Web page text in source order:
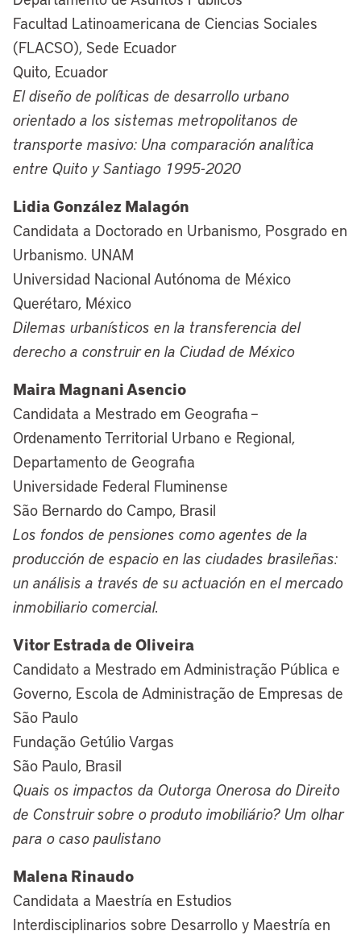
Facultad Latinoamericana de Ciencias Sociales
(FLACSO), Sede Ecuador
Quito, Ecuador
El diseño de políticas de desarrollo urbano
orientado a los sistemas metropolitanos de
transporte masivo: Una comparación analítica
entre Quito y Santiago 1995-2020
Lidia González Malagón
Candidata a Doctorado en Urbanismo, Posgrado en
Urbanismo. UNAM
Universidad Nacional Autónoma de México
Querétaro, México
Dilemas urbanísticos en la transferencia del
derecho a construir en la Ciudad de México
Maira Magnani Asencio
Candidata a Mestrado em Geografia –
Ordenamento Territorial Urbano e Regional,
Departamento de Geografia
Universidade Federal Fluminense
São Bernardo do Campo, Brasil
Los fondos de pensiones como agentes de la
producción de espacio en las ciudades brasileñas:
un análisis a través de su actuación en el mercado
inmobiliario comercial.
Vitor Estrada de Oliveira
Candidato a Mestrado em Administração Pública e
Governo, Escola de Administração de Empresas de
São Paulo
Fundação Getúlio Vargas
São Paulo, Brasil
Quais os impactos da Outorga Onerosa do Direito
de Construir sobre o produto imobiliário? Um olhar
para o caso paulistano
Malena Rinaudo
Candidata a Maestría en Estudios
Interdisciplinarios sobre Desarrollo y Maestría en